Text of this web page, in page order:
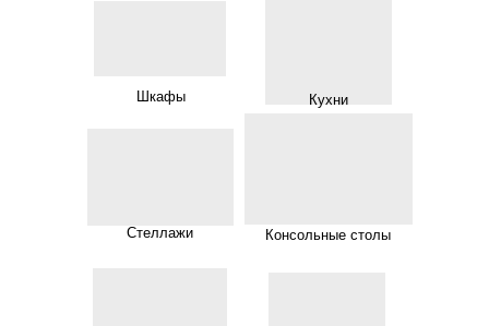
Стеллажи
Кухни
Консольные столы
Шкафы